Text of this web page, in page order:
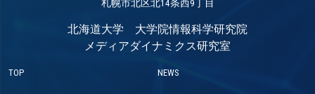
札幌市北区北14条西9丁目
北海道大学 大学院情報科学研究院
メディアダイナミクス研究室
TOP NEWS